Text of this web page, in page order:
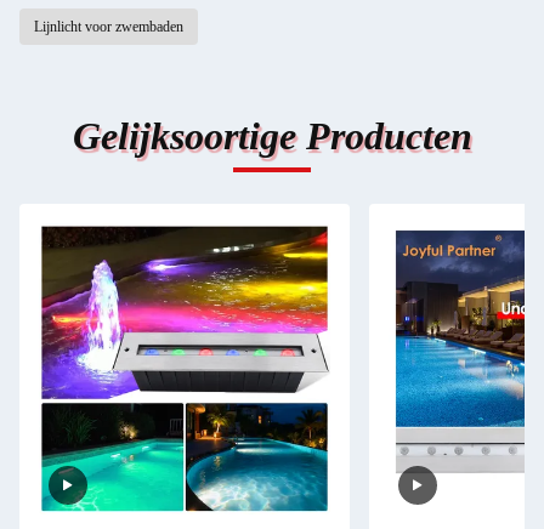
Lijnlicht voor zwembaden
Gelijksoortige Producten